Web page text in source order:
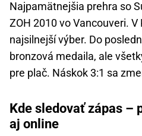
Najpamätnejšia prehra so
ZOH 2010 vo Vancouveri.
najsilnejší výber. Do
bronzová medaila, ale
pre plač. Náskok 3:1 sa
Kde sledovať zápas –
aj online